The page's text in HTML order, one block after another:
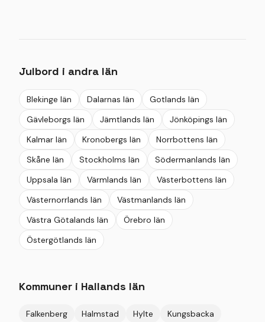
Julbord i andra län
Blekinge län Dalarnas län
Gotlands län
Gävleborgs län
Jämtlands län
Jönköpings län
Kalmar län
Kronobergs län
Norrbottens län
Skåne län
Stockholms län
Södermanlands län
Uppsala län
Värmlands län
Västerbottens län
Västernorrlands län
Västmanlands län
Västra Götalands län
Örebro län
Östergötlands län
Kommuner i Hallands län
Falkenberg Halmstad Hylte
Kungsbacka